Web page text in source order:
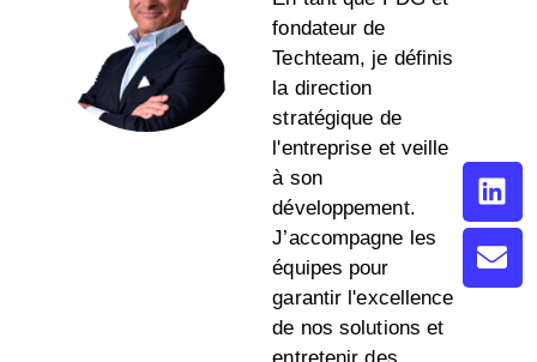
fondateur de
Techteam, je définis
la direction
stratégique de
l'entreprise et veille
à son
développement.
J’accompagne les
équipes pour
garantir l'excellence
de nos solutions et